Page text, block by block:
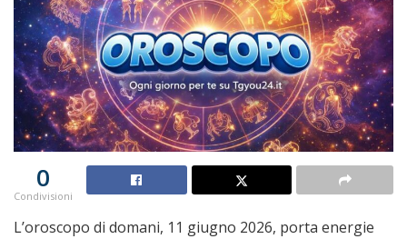
0
Condivisioni
L’oroscopo di domani, 11 giugno 2026, porta energie